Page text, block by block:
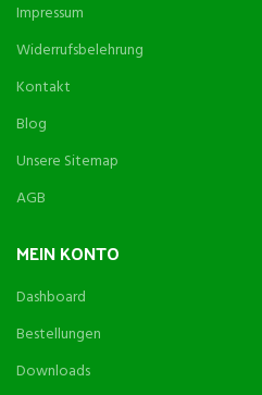
Impressum
Widerrufsbelehrung
Kontakt
Blog
Unsere Sitemap
AGB
MEIN KONTO
Dashboard
Bestellungen
Downloads